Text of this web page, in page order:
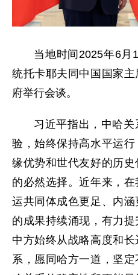
当地时间2025年6月
统托卡耶夫同中国国家
府举行会谈。
习近平指出，中哈
验，始终保持高水平运
缘优势和世代友好的历
的必然选择。近年来，
运共同体成色更足、内
的成果持续涌现，有力提
中方始终从战略高度和
系，愿同哈方一道，坚